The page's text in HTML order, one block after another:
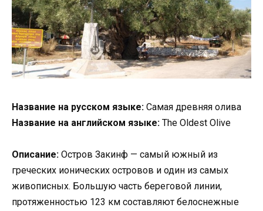
Название на русском языке: Самая древняя олива
Название на английском языке: The Oldest Olive
Описание: Остров Закинф — самый южный из
греческих ионических островов и один из самых
живописных. Большую часть береговой линии,
протяженностью 123 км составляют белоснежные